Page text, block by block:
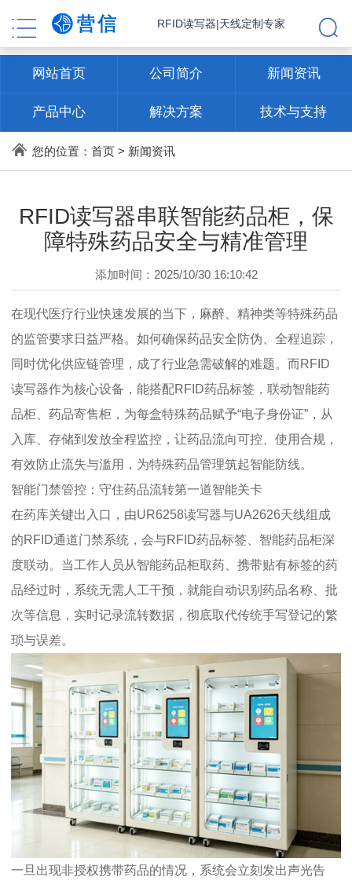
RFID读写器|天线定制专家
网站首页 公司简介 新闻资讯
产品中心 解决方案 技术与支持
联系方式
您的位置： 首页> 新闻资讯
RFID读写器串联智能药品柜，保
障特殊药品安全与精准管理
添加时间：2025/10/30 16:10:42
在现代医疗行业快速发展的当下，麻醉、精神类等特殊药品
的监管要求日益严格。如何确保药品安全防伪、全程追踪，
同时优化供应链管理，成了行业急需破解的难题。而RFID
读写器作为核心设备，能搭配RFID药品标签，联动智能药
品柜、药品寄售柜，为每盒特殊药品赋予“电子身份证”，从
入库、存储到发放全程监控，让药品流向可控、使用合规，
有效防止流失与滥用，为特殊药品管理筑起智能防线。
智能门禁管控：守住药品流转第一道智能关卡
在药库关键出入口，由UR6258读写器与UA2626天线组成
的RFID通道门禁系统，会与RFID药品标签、智能药品柜深
度联动。当工作人员从智能药品柜取药、携带贴有标签的药
品经过时，系统无需人工干预，就能自动识别药品名称、批
次等信息，实时记录流转数据，彻底取代传统手写登记的繁
琐与误差。
一旦出现非授权携带药品的情况，系统会立刻发出声光告